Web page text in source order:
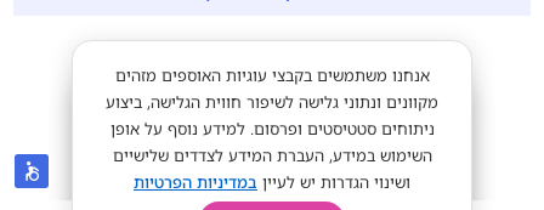
דיוטי פרי/DUTY FREE
מס' אזורים
אנחנו משתמשים בקבצי עוגיות האוספים מזהים
מקוונים ונתוני גלישה לשיפור חווית הגלישה, ביצוע
ניתוחים סטטיסטים ופרסום. למידע נוסף על אופן
השימוש במידע, העברת המידע לצדדים שלישיים
ושינוי הגדרות יש לעיין במדיניות הפרטיות